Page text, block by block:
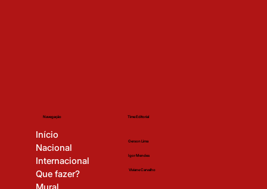
Navegação
Início
Nacional
Internacional
Que fazer?
Time Editorial
Gerson Lima
Igor Mendes
Viviane Carvalho